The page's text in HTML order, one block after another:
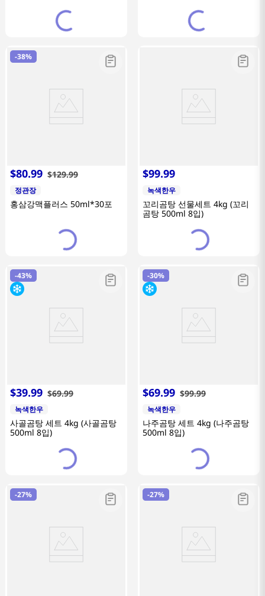
-38%
$80.99 $129.99
정관장
홍삼강맥플러스 50ml*30포
$99.99
녹색한우
꼬리곰탕 선물세트 4kg (꼬리
곰탕 500ml 8입)
-43%
$39.99 $69.99
녹색한우
사골곰탕 세트 4kg (사골곰탕
500ml 8입)
-30%
$69.99 $99.99
녹색한우
나주곰탕 세트 4kg (나주곰탕
500ml 8입)
-27% -27%